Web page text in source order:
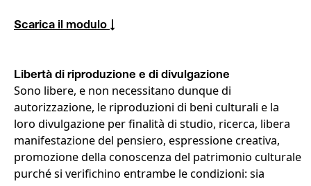
Scarica il modulo ↓
Libertà di riproduzione e di divulgazione
Sono libere, e non necessitano dunque di
autorizzazione, le riproduzioni di beni culturali e la
loro divulgazione per finalità di studio, ricerca, libera
manifestazione del pensiero, espressione creativa,
promozione della conoscenza del patrimonio culturale
purché si verifichino entrambe le condizioni: sia